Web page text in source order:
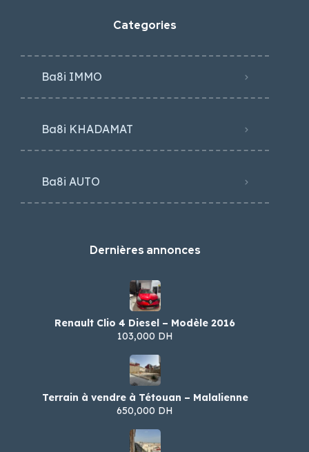
Categories
Ba8i IMMO
Ba8i KHADAMAT
Ba8i AUTO
Dernières annonces
Renault Clio 4 Diesel – Modèle 2016
103,000 DH
Terrain à vendre à Tétouan – Malalienne
650,000 DH